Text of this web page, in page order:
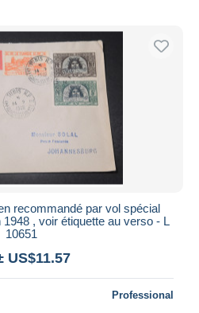
recommandé par vol spécial
, voir étiquette au verso - L
10651
US$11.57
Professional